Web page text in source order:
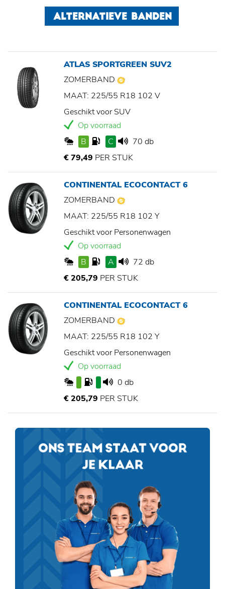
ALTERNATIEVE BANDEN
ATLAS SPORTGREEN SUV2
ZOMERBAND
MAAT: 225/55 R18 102 V
Geschikt voor SUV
Op voorraad
B
C
70 db
€ 79,49 PER STUK
CONTINENTAL ECOCONTACT 6
ZOMERBAND
MAAT: 225/55 R18 102 Y
Geschikt voor Personenwagen
Op voorraad
B
A
72 db
€ 205,79 PER STUK
CONTINENTAL ECOCONTACT 6
ZOMERBAND
MAAT: 225/55 R18 102 Y
Geschikt voor Personenwagen
Op voorraad
0 db
€ 205,79 PER STUK